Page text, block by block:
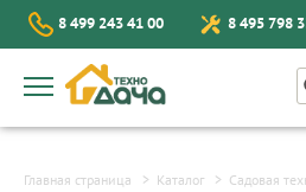
8 499 243 41 00 8 495 798
Главная страница Каталог Садовая